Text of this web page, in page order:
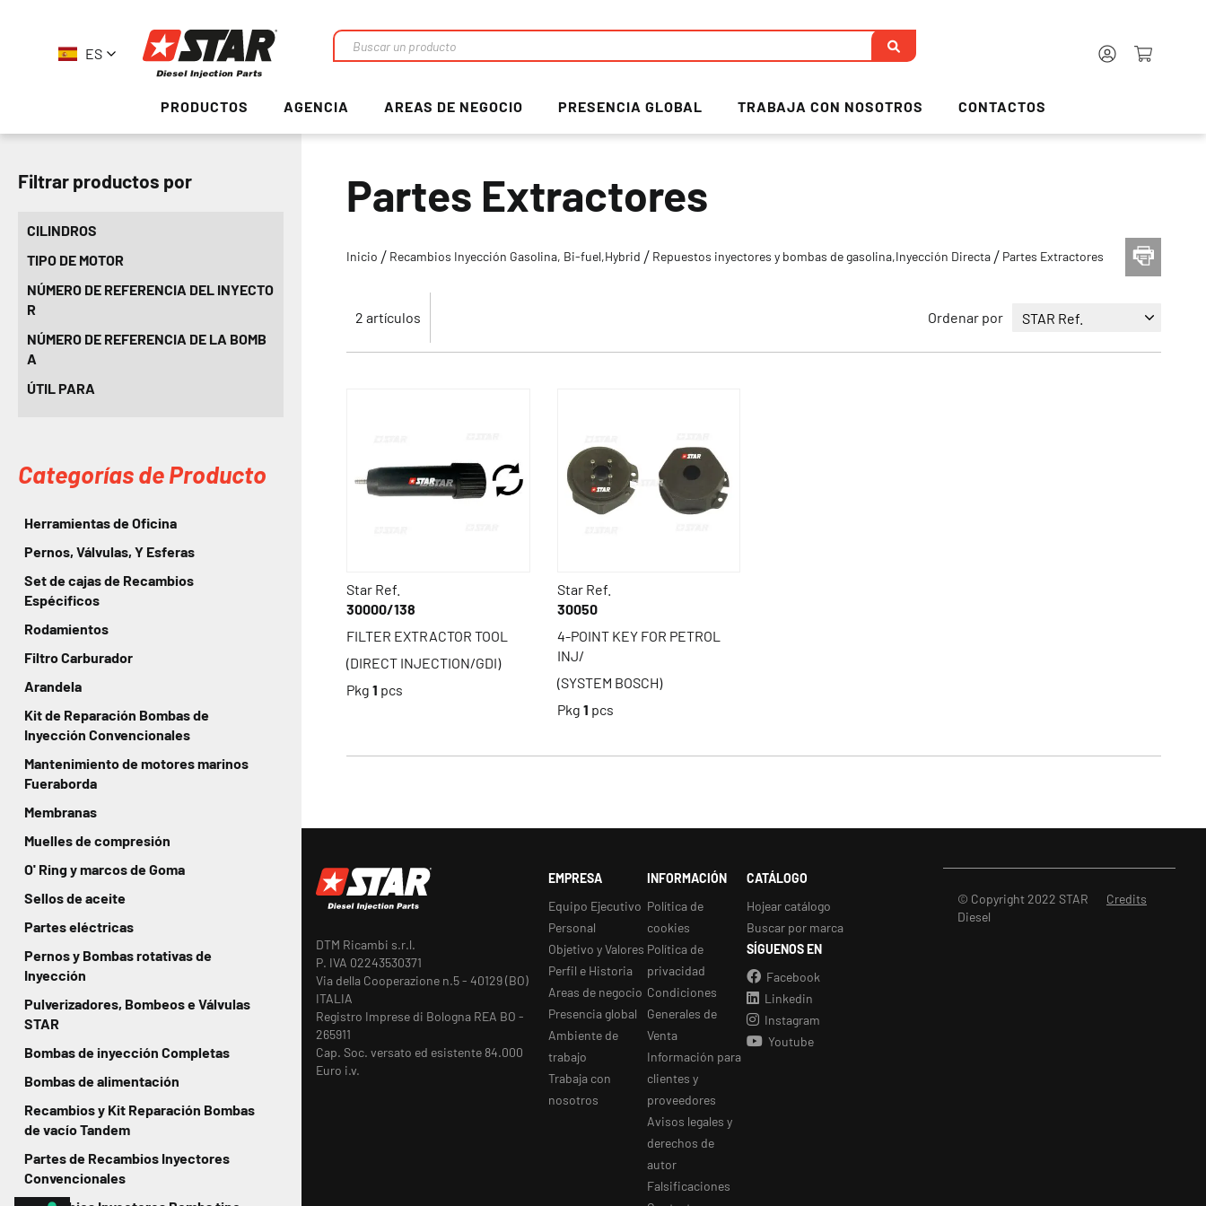
ES
Buscar
PRODUCTOS
AGENCIA AREAS DE NEGOCIO PRESENCIA GLOBAL TRABAJA CON NOSOTROS CONTACTOS
Partes Extractores
Inicio Recambios Inyección Gasolina, Bi-fuel,Hybrid Repuestos inyectores y bombas de gasolina,Inyección Directa Partes Extractores
2 artículos Ordenar por
Star Ref.
30000/138
FILTER EXTRACTOR TOOL
(DIRECT INJECTION/GDI)
Pkg 1 pcs
Star Ref.
30050
4-POINT KEY FOR PETROL
INJ/
(SYSTEM BOSCH)
Pkg 1 pcs
Filtrar productos por
CILINDROS
TIPO DE MOTOR
NÚMERO DE REFERENCIA DEL INYECTO
R
NÚMERO DE REFERENCIA DE LA BOMB
A
ÚTIL PARA
Categorías de Producto
Herramientas de Oficina
Pernos, Válvulas, Y Esferas
Set de cajas de Recambios
Espécificos
Rodamientos
Filtro Carburador
Arandela
Kit de Reparación Bombas de
Inyección Convencionales
Mantenimiento de motores marinos
Fueraborda
Membranas
Muelles de compresión
O' Ring y marcos de Goma
Sellos de aceite
Partes eléctricas
Pernos y Bombas rotativas de
Inyección
Pulverizadores, Bombeos e Válvulas
STAR
Bombas de inyección Completas
Bombas de alimentación
Recambios y Kit Reparación Bombas
de vacío Tandem
Partes de Recambios Inyectores
Convencionales
DTM Ricambi s.r.l.
P. IVA 02243530371
Via della Cooperazione n.5 - 40129 (BO)
ITALIA
Registro Imprese di Bologna REA BO -
265911
Cap. Soc. versato ed esistente 84.000
Euro i.v.
EMPRESA
Equipo Ejecutivo
Personal
Objetivo y Valores
Perfil e Historia
Areas de negocio
Presencia global
Ambiente de
trabajo
Trabaja con
nosotros
INFORMACIÓN
Política de
cookies
Política de
privacidad
Condiciones
Generales de
Venta
Información para
clientes y
proveedores
Avisos legales y
derechos de
autor
Falsificaciones
CATÁLOGO
Hojear catálogo
Buscar por marca
SÍGUENOS EN
Facebook
Linkedin
Instagram
Youtube
Credits
© Copyright 2022 STAR
Diesel